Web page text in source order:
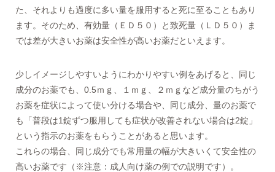
た、それよりも過度に多い量を服用すると死に至ることもあり
ます。そのため、有効量（ＥＤ５０）と致死量（ＬＤ５０）ま
では差が大きいお薬は安全性が高いお薬だといえます。
少しイメージしやすいようにわかりやすい例をあげると、同じ
成分のお薬でも、0.5ｍｇ、１ｍｇ、２ｍｇなど成分量のちがう
お薬を症状によって使い分ける場合や、同じ成分、量のお薬で
も「普段は1錠ずつ服用しても症状が改善されない場合は2錠」
という指示のお薬をもらうことがあると思います。
これらの場合、同じ成分でも常用量の幅が大きいくて安全性の
高いお薬です（※注意：成人向け薬の例での説明です）。